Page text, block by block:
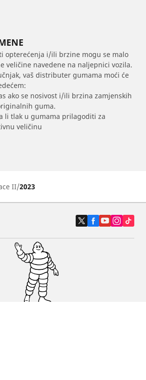
opterećenja i/ili brzine mogu se malo
veličine navedene na naljepnici vozila.
vaš distributer gumama moći će
ako se nosivost i/ili brzina zamjenskih
guma.
li tlak u gumama prilagoditi za
veličinu
II 2023